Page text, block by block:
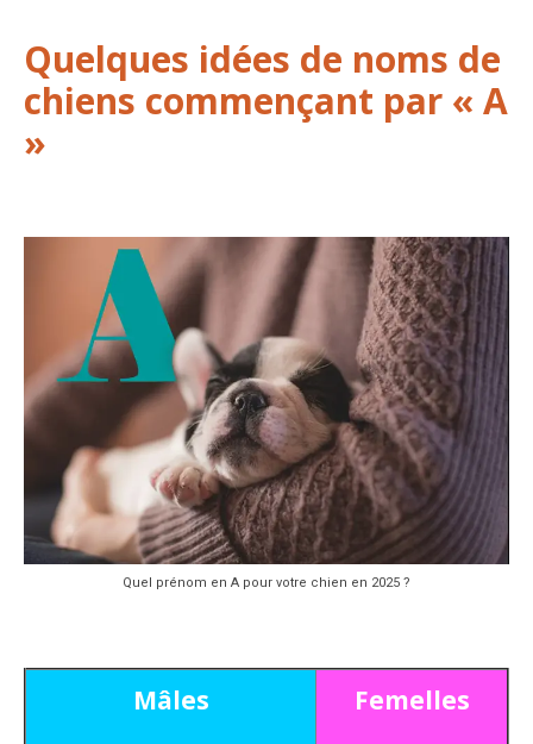
Quelques idées de noms de
chiens commençant par « A
»
Quel prénom en A pour votre chien en 2025 ?
Mâles Femelles